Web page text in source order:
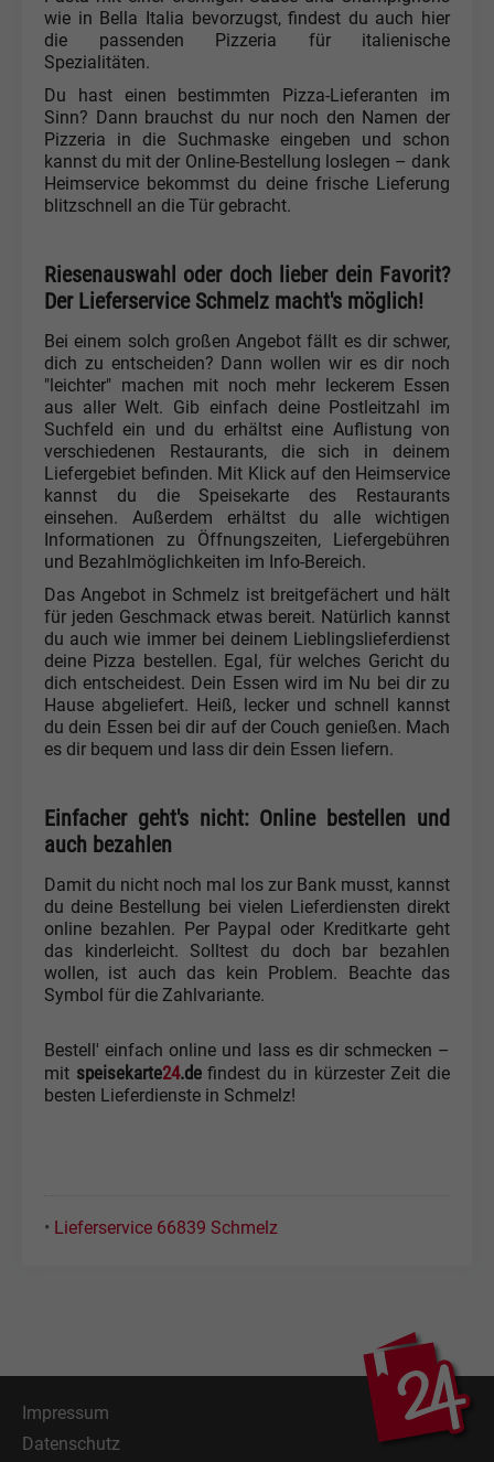
wie in Bella Italia bevorzugst, findest du auch hier
die passenden Pizzeria für italienische
Spezialitäten.
Du hast einen bestimmten Pizza-Lieferanten im
Sinn? Dann brauchst du nur noch den Namen der
Pizzeria in die Suchmaske eingeben und schon
kannst du mit der Online-Bestellung loslegen – dank
Heimservice bekommst du deine frische Lieferung
blitzschnell an die Tür gebracht.
Riesenauswahl oder doch lieber dein Favorit?
Der Lieferservice Schmelz macht's möglich!
Bei einem solch großen Angebot fällt es dir schwer,
dich zu entscheiden? Dann wollen wir es dir noch
"leichter" machen mit noch mehr leckerem Essen
aus aller Welt. Gib einfach deine Postleitzahl im
Suchfeld ein und du erhältst eine Auflistung von
verschiedenen Restaurants, die sich in deinem
Liefergebiet befinden. Mit Klick auf den Heimservice
kannst du die Speisekarte des Restaurants
einsehen. Außerdem erhältst du alle wichtigen
Informationen zu Öffnungszeiten, Liefergebühren
und Bezahlmöglichkeiten im Info-Bereich.
Das Angebot in Schmelz ist breitgefächert und hält
für jeden Geschmack etwas bereit. Natürlich kannst
du auch wie immer bei deinem Lieblingslieferdienst
deine Pizza bestellen. Egal, für welches Gericht du
dich entscheidest. Dein Essen wird im Nu bei dir zu
Hause abgeliefert. Heiß, lecker und schnell kannst
du dein Essen bei dir auf der Couch genießen. Mach
es dir bequem und lass dir dein Essen liefern.
Einfacher geht's nicht: Online bestellen und
auch bezahlen
Damit du nicht noch mal los zur Bank musst, kannst
du deine Bestellung bei vielen Lieferdiensten direkt
online bezahlen. Per Paypal oder Kreditkarte geht
das kinderleicht. Solltest du doch bar bezahlen
wollen, ist auch das kein Problem. Beachte das
Symbol für die Zahlvariante.
Bestell' einfach online und lass es dir schmecken –
mit speisekarte24.defindest du in kürzester Zeit die
besten Lieferdienste in Schmelz!
• Lieferservice 66839 Schmelz
Impressum
Datenschutz